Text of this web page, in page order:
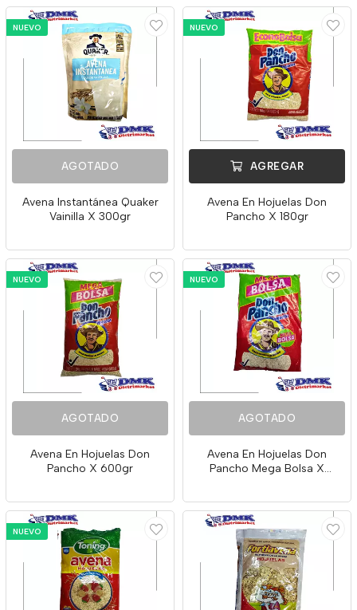
NUEVO
AGOTADO
Avena Instantánea Quaker
Vainilla X 300gr
NUEVO
AGREGAR
Avena En Hojuelas Don
Pancho X 180gr
NUEVO
AGOTADO
Avena En Hojuelas Don
Pancho X 600gr
NUEVO
AGOTADO
Avena En Hojuelas Don
Pancho Mega Bolsa X
NUEVO